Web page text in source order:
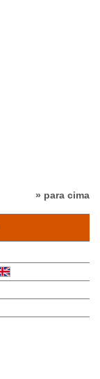
» para cima